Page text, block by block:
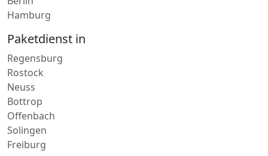
Paketdienst in
Rostock
Neuss
Bottrop
Offenbach
Solingen
Freiburg
Lieferdienst in